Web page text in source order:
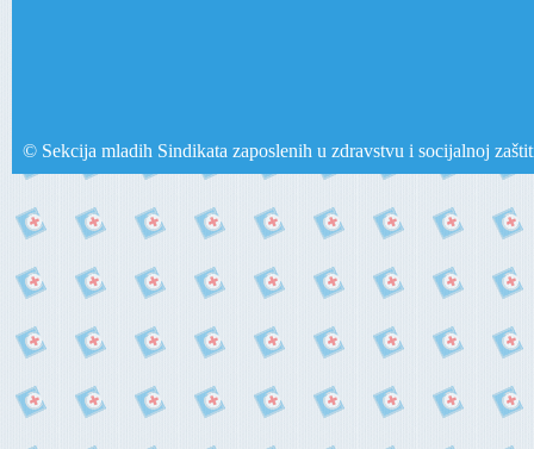
© Sekcija mladih Sindikata zaposlenih u zdravstvu i socijalnoj